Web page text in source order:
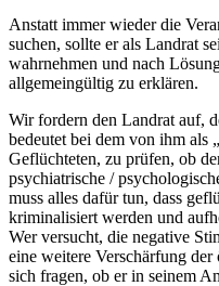
Anstatt immer wieder die
suchen, sollte er als Landrat
wahrnehmen und nach
allgemeingültig zu erklären.
Wir fordern den Landrat auf,
bedeutet bei dem von ihm als
Geflüchteten, zu prüfen, ob
psychiatrische /
muss alles dafür tun, dass
kriminalisiert werden und
Wer versucht, die negative
eine weitere Verschärfung
sich fragen, ob er in seinem